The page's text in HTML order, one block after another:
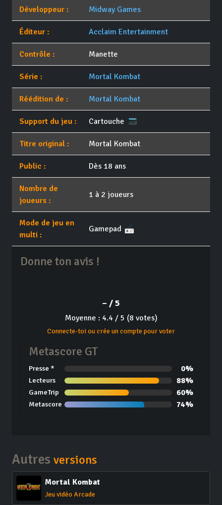
Développeur : Midway Games
Éditeur : Acclaim Entertainment
Contrôle : Manette
Série : Mortal Kombat
Réédition de : Mortal Kombat
Support du jeu : Cartouche
Titre original : Mortal Kombat
Public : Dès 18 ans
Nombre de
joueurs :
1 à 2 joueurs
Mode de jeu en
multi :
Gamepad
Donne ton avis !
– / 5
Moyenne : 4.4 / 5 (8 votes)
Connecte-toi ou crée un compte pour voter
Metascore GT
Presse * 0%
Lecteurs 88%
GameTrip 60%
Metascore 74%
Autres versions
Mortal Kombat
Jeu vidéo Arcade